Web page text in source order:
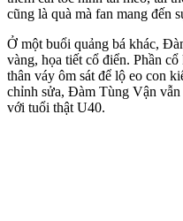
cũng là quà mà fan mang đến
Ở một buổi quảng bá khác,
vàng, họa tiết cổ điển. Phần
thân váy ôm sát để lộ eo con
chỉnh sửa, Đàm Tùng Vận
với tuổi thật U40.